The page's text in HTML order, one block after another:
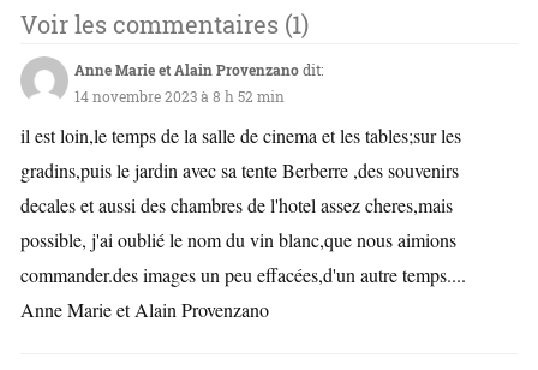
Voir les commentaires (1)
Anne Marie et Alain Provenzanodit:
14 novembre 2023 à 8 h 52 min
il est loin,le temps de la salle de cinema et les tables;sur les
gradins,puis le jardin avec sa tente Berberre ,des souvenirs
decales et aussi des chambres de l'hotel assez cheres,mais
possible, j'ai oublié le nom du vin blanc,que nous aimions
commander.des images un peu effacées,d'un autre temps....
Anne Marie et Alain Provenzano